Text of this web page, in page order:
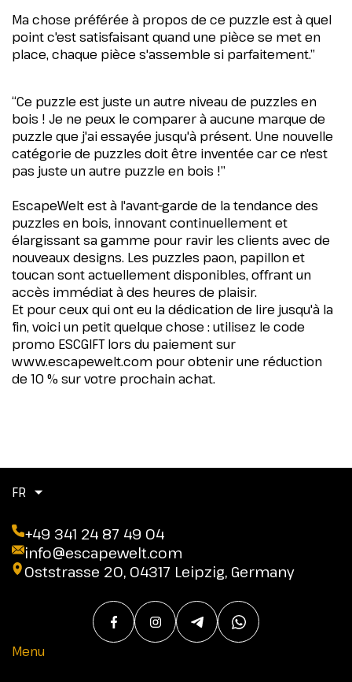
Ma chose préférée à propos de ce puzzle est à quel
point c'est satisfaisant quand une pièce se met en
place, chaque pièce s'assemble si parfaitement.”
“Ce puzzle est juste un autre niveau de puzzles en
bois ! Je ne peux le comparer à aucune marque de
puzzle que j'ai essayée jusqu'à présent. Une nouvelle
catégorie de puzzles doit être inventée car ce n'est
pas juste un autre puzzle en bois !”
EscapeWelt est à l'avant-garde de la tendance des
puzzles en bois, innovant continuellement et
élargissant sa gamme pour ravir les clients avec de
nouveaux designs. Les puzzles paon, papillon et
toucan sont actuellement disponibles, offrant un
accès immédiat à des heures de plaisir.
Et pour ceux qui ont eu la dédication de lire jusqu'à la
fin, voici un petit quelque chose : utilisez le code
promo ESCGIFT lors du paiement sur
www.escapewelt.com pour obtenir une réduction
de 10 % sur votre prochain achat.
FR
+49 341 24 87 49 04
info@escapewelt.com
Oststrasse 20, 04317 Leipzig, Germany
Menu